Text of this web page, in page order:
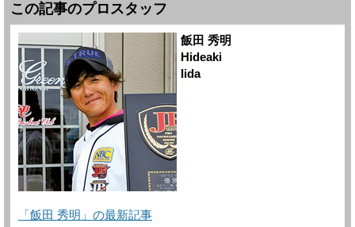
この記事のプロスタッフ
飯田 秀明
Hideaki
Iida
「飯田 秀明」の最新記事